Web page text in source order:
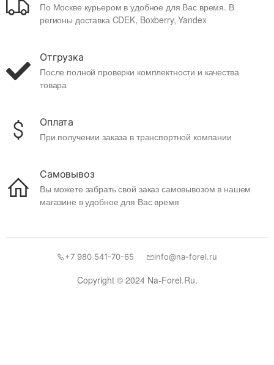
По Москве курьером в удобное для Вас время. В
регионы доставка CDEK, Boxberry, Yandex
Отгрузка
После полной проверки комплектности и качества
товара
Оплата
При получении заказа в транспортной компании
Самовывоз
Вы можете забрать свой заказ самовывозом в нашем
магазине в удобное для Вас время
Copyright © 2024 Na-Forel.Ru.
+7 980 541-70-65 info@na-forel.ru